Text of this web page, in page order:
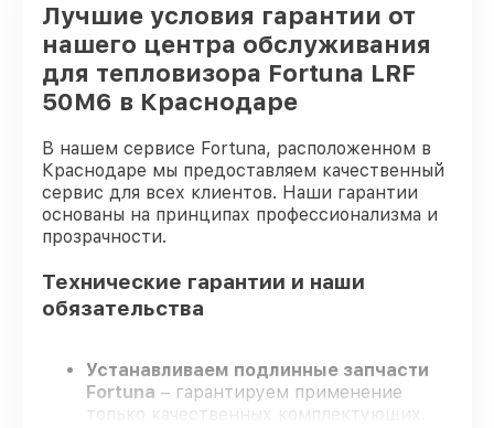
Лучшие условия гарантии от
нашего центра обслуживания
для тепловизора Fortuna LRF
50M6 в Краснодаре
В нашем сервисе Fortuna, расположенном в
Краснодаре мы предоставляем качественный
сервис для всех клиентов. Наши гарантии
основаны на принципах профессионализма и
прозрачности.
Технические гарантии и наши
обязательства
Устанавливаем подлинные запчасти
Fortuna – гарантируем применение
только качественных комплектующих.